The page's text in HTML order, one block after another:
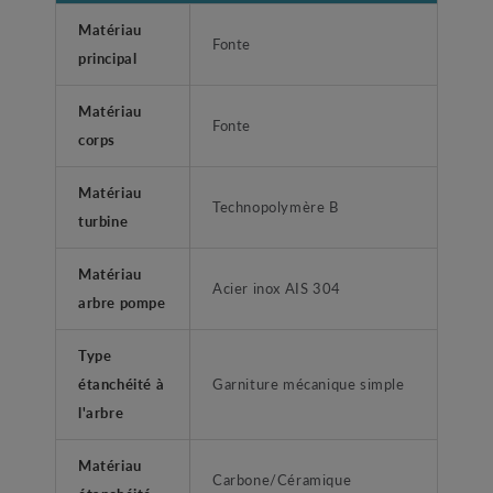
Matériau
principal
Fonte
Matériau
corps
Fonte
Matériau
turbine
Technopolymère B
Matériau
arbre pompe
Acier inox AIS 304
Type
étanchéité à
l'arbre
Garniture mécanique simple
Matériau
Carbone/Céramique